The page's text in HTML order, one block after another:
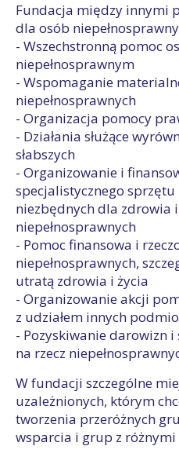
Fundacja między innymi
dla osób
- Wszechstronną pomoc
niepełnosprawnym
- Wspomaganie
niepełnosprawnych
- Organizacja pomocy
- Działania służące
słabszych
- Organizowanie i
specjalistycznego
niezbędnych dla zdrowia
niepełnosprawnych
- Pomoc finansowa i
niepełnosprawnych,
utratą zdrowia i życia
- Organizowanie akcji
z udziałem innych
- Pozyskiwanie darowizn
na rzecz
W fundacji szczególne
uzależnionych, którym
tworzenia przeróżnych
wsparcia i grup z